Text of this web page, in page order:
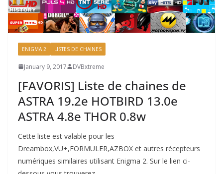
ENIGMA 2 LISTES DE CHAINES
January 9, 2017 DVBxtreme
[FAVORIS] Liste de chaines de
ASTRA 19.2e HOTBIRD 13.0e
ASTRA 4.8e THOR 0.8w
Cette liste est valable pour les
Dreambox,VU+,FORMULER,AZBOX et autres récepteurs
numériques similaires utilisant Enigma 2. Sur le lien ci-